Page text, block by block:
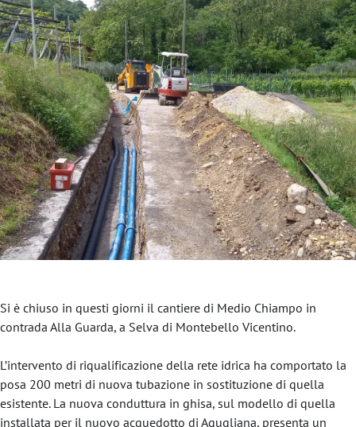
Si è chiuso in questi giorni il cantiere di Medio Chiampo in
contrada Alla Guarda, a Selva di Montebello Vicentino.
L’intervento di riqualificazione della rete idrica ha comportato la
posa 200 metri di nuova tubazione in sostituzione di quella
esistente. La nuova conduttura in ghisa, sul modello di quella
installata per il nuovo acquedotto di Agugliana, presenta un